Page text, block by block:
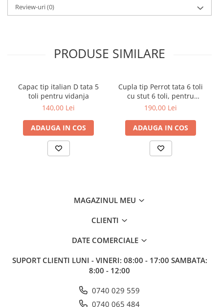
Review-uri(0)
PRODUSE SIMILARE
Capac tip italian D tata 5
toli pentru vidanja
140,00 Lei
ADAUGA IN COS
Cupla tip Perrot tata 6 toli
cu stut 6 toli, pentru
vidanja
190,00 Lei
ADAUGA IN COS
MAGAZINUL MEU
CLIENTI
DATE COMERCIALE
SUPORT CLIENTI LUNI - VINERI: 08:00 - 17:00 SAMBATA:
8:00 - 12:00
0740 029 559
0740 065 484